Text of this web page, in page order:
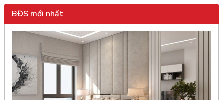
BĐS mới nhất